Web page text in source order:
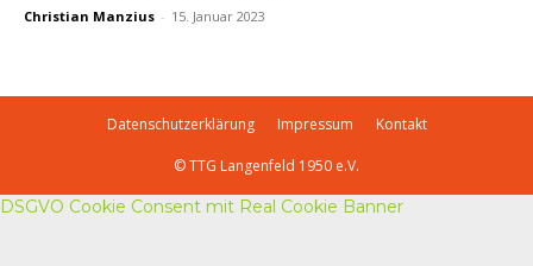
Christian Manzius - 15. Januar 2023
Datenschutzerklärung Impressum Kontakt
© TTG Langenfeld 1950 e.V.
DSGVO Cookie Consent mit Real Cookie Banner